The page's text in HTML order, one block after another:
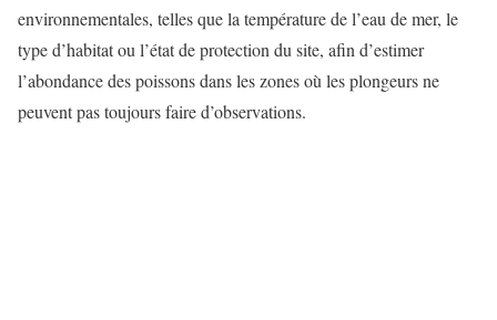
environnementales, telles que la température de l’eau de mer, le
type d’habitat ou l’état de protection du site, afin d’estimer
l’abondance des poissons dans les zones où les plongeurs ne
peuvent pas toujours faire d’observations.